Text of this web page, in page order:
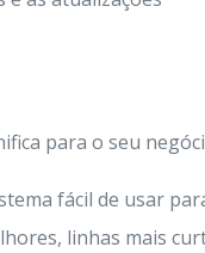
para o seu
fácil de usar
linhas mais